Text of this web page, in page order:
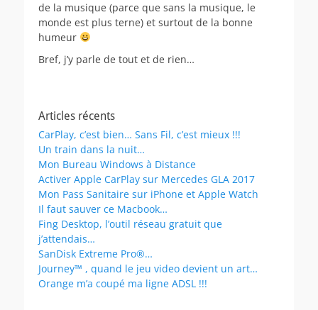
de la musique (parce que sans la musique, le
monde est plus terne) et surtout de la bonne
humeur
Bref, j’y parle de tout et de rien…
Articles récents
CarPlay, c’est bien… Sans Fil, c’est mieux !!!
Un train dans la nuit…
Mon Bureau Windows à Distance
Activer Apple CarPlay sur Mercedes GLA 2017
Mon Pass Sanitaire sur iPhone et Apple Watch
Il faut sauver ce Macbook…
Fing Desktop, l’outil réseau gratuit que
j’attendais…
SanDisk Extreme Pro®…
Journey™ , quand le jeu video devient un art…
Orange m’a coupé ma ligne ADSL !!!